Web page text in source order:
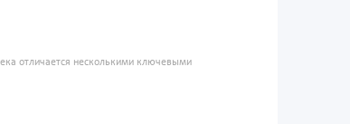
отличается несколькими ключевыми